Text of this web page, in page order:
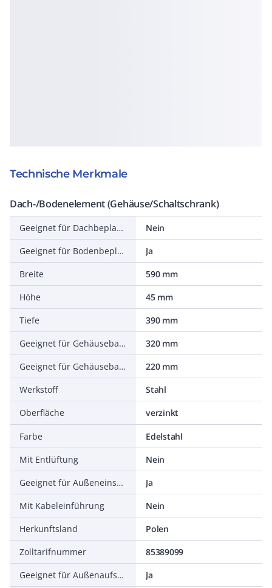
Technische Merkmale
Dach-/Bodenelement (Gehäuse/Schaltschrank)
Geeignet für Dachbeplankung
Nein
Geeignet für Bodenbeplankung
Ja
Breite
590 mm
Höhe
45 mm
Tiefe
390 mm
Geeignet für Gehäusebaubreite
320 mm
Geeignet für Gehäusebautiefe
220 mm
Werkstoff
Stahl
Oberfläche
verzinkt
Farbe
Edelstahl
Mit Entlüftung
Nein
Geeignet für Außeneinsatz
Ja
Mit Kabeleinführung
Nein
Herkunftsland
Polen
Zolltarifnummer
85389099
Geeignet für Außenaufstellung
Ja